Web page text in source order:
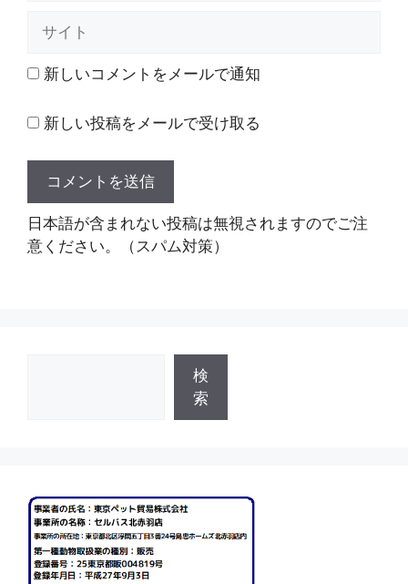
ト 新しいコメントをメールで通知
新しい投稿をメールで受け取る
日本語が含まれない投稿は無視されますのでご注
意ください。（スパム対策）
検
索